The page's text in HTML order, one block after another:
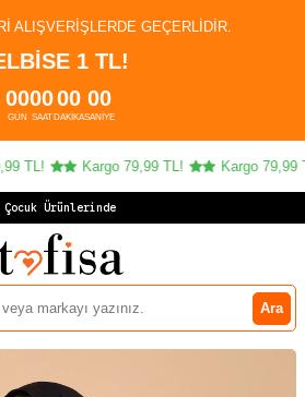
ALIŞVERIŞLERDE GEÇERLIDIR.
1 TL!
00
GÜN
00
SAAT
00
DAKIKA
00
SANIYE
TL! Kargo 79,99 TL! Kargo 79,99
Çocuk Ürünlerinde 4
Ara